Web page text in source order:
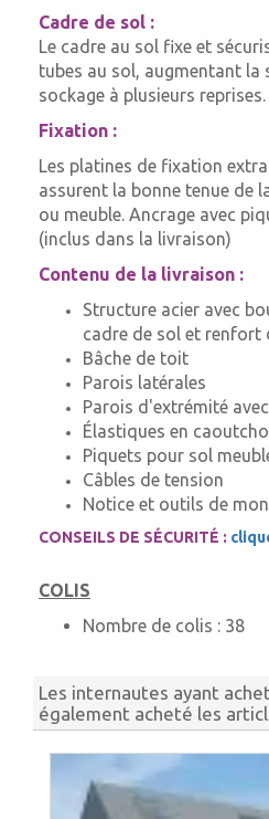
Cadre de sol :
Le cadre au sol fixe et
tubes au sol, augmentant la
sockage à plusieurs reprises.
Fixation :
Les platines de fixation
assurent la bonne tenue de
ou meuble. Ancrage avec
(inclus dans la livraison)
Contenu de la livraison :
Structure acier avec
cadre de sol et renfort
Bâche de toit
Parois latérales
Parois d'extrémité
Élastiques en
Piquets pour sol
Câbles de tension
Notice et outils de
CONSEILS DE SÉCURITÉ :
COLIS
Nombre de colis : 38
Les internautes ayant
également acheté les